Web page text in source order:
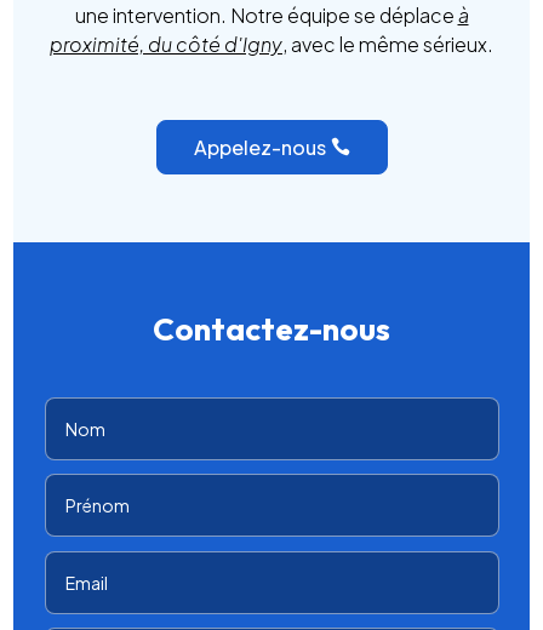
une intervention. Notre équipe se déplaceà
proximité, du côté d'Igny, avec le même sérieux.
Appelez-nous
Contactez-nous